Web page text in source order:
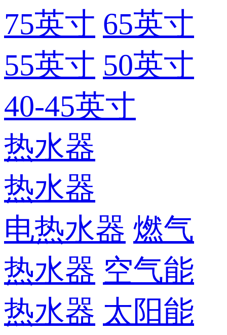
75英寸 65英寸
55英寸 50英寸
40-45英寸
热水器
热水器
电热水器 燃气
热水器 空气能
热水器 太阳能